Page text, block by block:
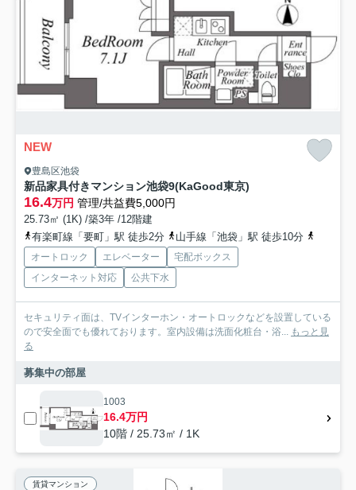
NEW
豊島区池袋
新品家具付きマンション池袋9(KaGood東京)
16.4万円 管理/共益費5,000円
25.73㎡ (1K) /築3年 /12階建
有楽町線「要町」駅 徒歩2分
山手線「池袋」駅 徒歩10分
オートロック エレベーター
宅配ボックス
インターネット対応
公共下水
セキュリティ面は、TVインターホン・オートロックなどを設置している
ので安全面でも優れております。室内設備は洗面化粧台・浴... もっと見
る
募集中の部屋
1003
16.4万円
10階 / 25.73㎡ / 1K
賃貸マンション